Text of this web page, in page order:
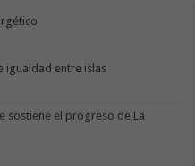
igualdad entre islas
sostiene el progreso de La